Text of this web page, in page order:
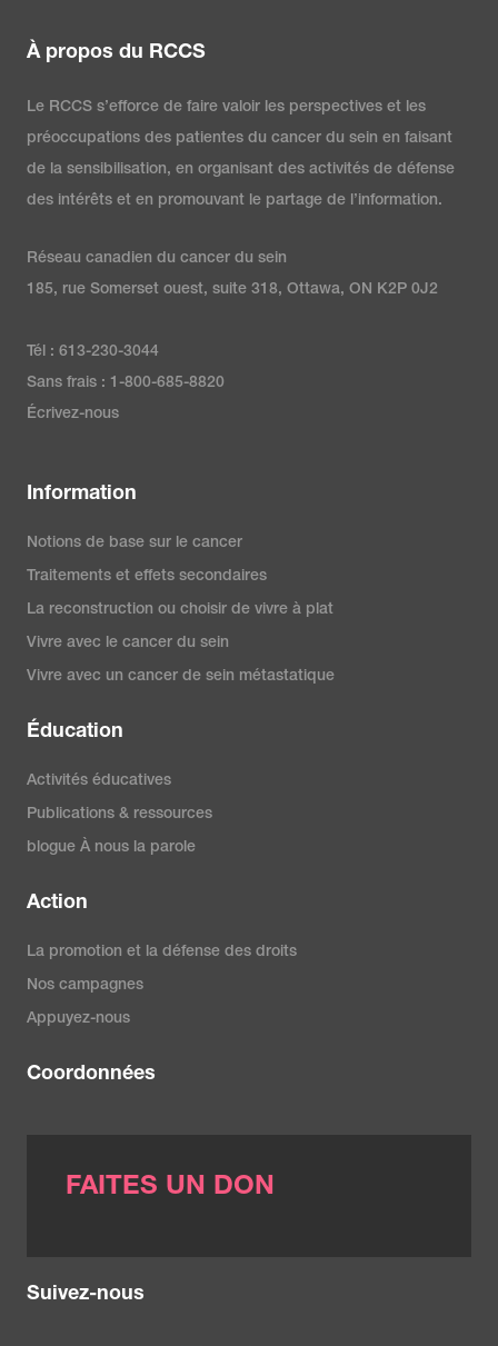
À propos du RCCS
Le RCCS s’efforce de faire valoir les perspectives et les
préoccupations des patientes du cancer du sein en faisant
de la sensibilisation, en organisant des activités de défense
des intérêts et en promouvant le partage de l’information.
Réseau canadien du cancer du sein
185, rue Somerset ouest, suite 318, Ottawa, ON K2P 0J2
Tél : 613-230-3044
Sans frais : 1-800-685-8820
Écrivez-nous
Information
Notions de base sur le cancer
Traitements et effets secondaires
La reconstruction ou choisir de vivre à plat
Vivre avec le cancer du sein
Vivre avec un cancer de sein métastatique
Éducation
Activités éducatives
Publications & ressources
blogue À nous la parole
Action
La promotion et la défense des droits
Nos campagnes
Appuyez-nous
Coordonnées
FAITES UN DON
Suivez-nous